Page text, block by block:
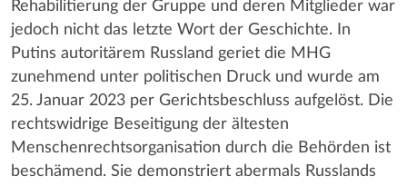
Rehabilitierung der Gruppe und deren Mitglieder war
jedoch nicht das letzte Wort der Geschichte. In
Putins autoritärem Russland geriet die MHG
zunehmend unter politischen Druck und wurde am
25. Januar 2023 per Gerichtsbeschluss aufgelöst. Die
rechtswidrige Beseitigung der ältesten
Menschenrechtsorganisation durch die Behörden ist
beschämend. Sie demonstriert abermals Russlands